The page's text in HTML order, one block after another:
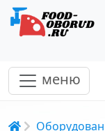
меню